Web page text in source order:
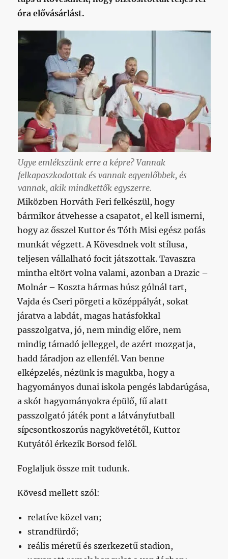
óra elővásárlást.
Ugye emlékszünk erre a képre? Vannak
felkapaszkodottak és vannak egyenlőbbek, és
vannak, akik mindkettők egyszerre.
Miközben Horváth Feri felkészül, hogy
bármikor átvehesse a csapatot, el kell ismerni,
hogy az ősszel Kuttor és Tóth Misi egész pofás
munkát végzett. A Kövesdnek volt stílusa,
teljesen vállalható focit játszottak. Tavaszra
mintha eltört volna valami, azonban a Drazic –
Molnár – Koszta hármas húsz gólnál tart,
Vajda és Cseri pörgeti a középpályát, sokat
járatva a labdát, magas hatásfokkal
passzolgatva, jó, nem mindig előre, nem
mindig támadó jelleggel, de azért mozgatja,
hadd fáradjon az ellenfél. Van benne
elképzelés, nézünk is magukba, hogy a
hagyományos dunai iskola pengés labdarúgása,
a skót hagyományokra épülő, fű alatt
passzolgató játék pont a látványfutball
sípcsontkoszorús nagykövetétől, Kuttor
Kutyától érkezik Borsod felől.
Foglaljuk össze mit tudunk.
Kövesd mellett szól:
relatíve közel van;
strandfürdő;
reális méretű és szerkezetű stadion,